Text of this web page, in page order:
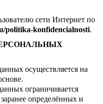
сети Интернет по
politika-konfidencialnosti.
осуществляется на
ограничивается
определённых и